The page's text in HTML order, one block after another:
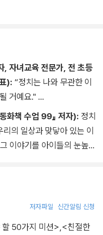
적 상황을 이해하는 지식의
‘어휘 풀이’에서 확인할 수
히면 글 내용을 이해할 수
는 어휘 풀이를 통해 뜻을
인 문해력을 높일 수 있다.
, 자녀교육 전문가, 전 초등
): “정치는 나와 무관한 이
거예요."
일처럼 바라보는 대신, 자
을 만드는 씨앗이 될 수 있
에 대한 궁금증이 움트기
하게 될 것입니다. 갈등을
사고하고 함께 살아가는
화책 수업 99』 저자): 정치
의 일상과 맞닿아 있는 이
이야기를 아이들의 눈높이
다.
저자파일 신간알림 신청
할 50가지 미션>,<친절한